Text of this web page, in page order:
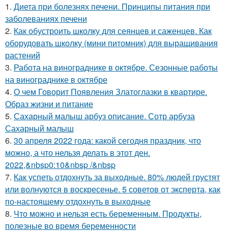
1. Диета при болезнях печени. Принципы питания при
заболеваниях печени
2. Как обустроить школку для сеянцев и саженцев. Как
оборудовать школку (мини питомник) для выращивания
растений
3. Работа на винограднике в октябре. Сезонные работы
на винограднике в октябре
4. О чем Говорит Появления Златоглазки в квартире.
Образ жизни и питание
5. Сахарный малыш арбуз описание. Сотр арбуза
Сахарный малыш
6. 30 апреля 2022 года: какой сегодня праздник, что
можно, а что нельзя делать в этот ден.
2022,&nbsp0:10&nbsp /&nbsp
7. Как успеть отдохнуть за выходные. 80% людей грустят
или волнуются в воскресенье. 5 советов от эксперта, как
по-настоящему отдохнуть в выходные
8. Что можно и нельзя есть беременным. Продукты,
полезные во время беременности